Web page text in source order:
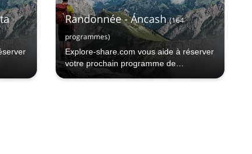
Trek.
Randonnée - Áncash (164
programmes)
Explore-share.com vous aide à réserver
votre prochain programme de
randonnée à Ancash.